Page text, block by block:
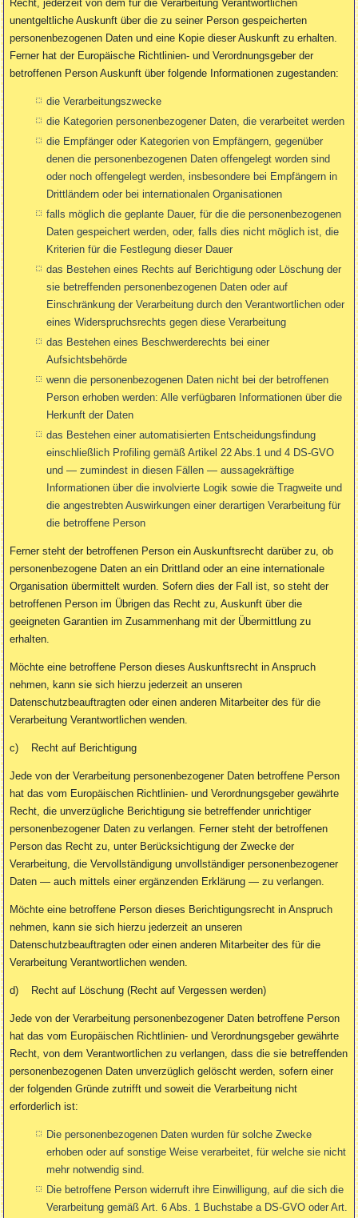
Recht, jederzeit von dem für die Verarbeitung Verantwortlichen
unentgeltliche Auskunft über die zu seiner Person gespeicherten
personenbezogenen Daten und eine Kopie dieser Auskunft zu erhalten.
Ferner hat der Europäische Richtlinien- und Verordnungsgeber der
betroffenen Person Auskunft über folgende Informationen zugestanden:
die Verarbeitungszwecke
die Kategorien personenbezogener Daten, die verarbeitet werden
die Empfänger oder Kategorien von Empfängern, gegenüber
denen die personenbezogenen Daten offengelegt worden sind
oder noch offengelegt werden, insbesondere bei Empfängern in
Drittländern oder bei internationalen Organisationen
falls möglich die geplante Dauer, für die die personenbezogenen
Daten gespeichert werden, oder, falls dies nicht möglich ist, die
Kriterien für die Festlegung dieser Dauer
das Bestehen eines Rechts auf Berichtigung oder Löschung der
sie betreffenden personenbezogenen Daten oder auf
Einschränkung der Verarbeitung durch den Verantwortlichen oder
eines Widerspruchsrechts gegen diese Verarbeitung
das Bestehen eines Beschwerderechts bei einer
Aufsichtsbehörde
wenn die personenbezogenen Daten nicht bei der betroffenen
Person erhoben werden: Alle verfügbaren Informationen über die
Herkunft der Daten
das Bestehen einer automatisierten Entscheidungsfindung
einschließlich Profiling gemäß Artikel 22 Abs.1 und 4 DS-GVO
und — zumindest in diesen Fällen — aussagekräftige
Informationen über die involvierte Logik sowie die Tragweite und
die angestrebten Auswirkungen einer derartigen Verarbeitung für
die betroffene Person
Ferner steht der betroffenen Person ein Auskunftsrecht darüber zu, ob
personenbezogene Daten an ein Drittland oder an eine internationale
Organisation übermittelt wurden. Sofern dies der Fall ist, so steht der
betroffenen Person im Übrigen das Recht zu, Auskunft über die
geeigneten Garantien im Zusammenhang mit der Übermittlung zu
erhalten.
Möchte eine betroffene Person dieses Auskunftsrecht in Anspruch
nehmen, kann sie sich hierzu jederzeit an unseren
Datenschutzbeauftragten oder einen anderen Mitarbeiter des für die
Verarbeitung Verantwortlichen wenden.
c) Recht auf Berichtigung
Jede von der Verarbeitung personenbezogener Daten betroffene Person
hat das vom Europäischen Richtlinien- und Verordnungsgeber gewährte
Recht, die unverzügliche Berichtigung sie betreffender unrichtiger
personenbezogener Daten zu verlangen. Ferner steht der betroffenen
Person das Recht zu, unter Berücksichtigung der Zwecke der
Verarbeitung, die Vervollständigung unvollständiger personenbezogener
Daten — auch mittels einer ergänzenden Erklärung — zu verlangen.
Möchte eine betroffene Person dieses Berichtigungsrecht in Anspruch
nehmen, kann sie sich hierzu jederzeit an unseren
Datenschutzbeauftragten oder einen anderen Mitarbeiter des für die
Verarbeitung Verantwortlichen wenden.
d) Recht auf Löschung (Recht auf Vergessen werden)
Jede von der Verarbeitung personenbezogener Daten betroffene Person
hat das vom Europäischen Richtlinien- und Verordnungsgeber gewährte
Recht, von dem Verantwortlichen zu verlangen, dass die sie betreffenden
personenbezogenen Daten unverzüglich gelöscht werden, sofern einer
der folgenden Gründe zutrifft und soweit die Verarbeitung nicht
erforderlich ist:
Die personenbezogenen Daten wurden für solche Zwecke
erhoben oder auf sonstige Weise verarbeitet, für welche sie nicht
mehr notwendig sind.
Die betroffene Person widerruft ihre Einwilligung, auf die sich die
Verarbeitung gemäß Art. 6 Abs. 1 Buchstabe a DS-GVO oder Art.